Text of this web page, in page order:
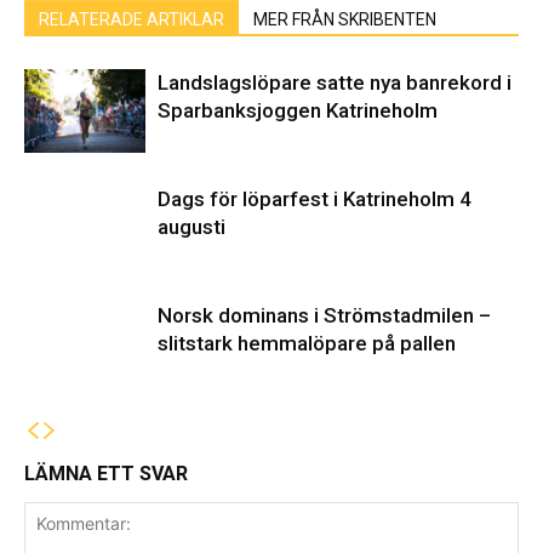
RELATERADE ARTIKLAR MER FRÅN SKRIBENTEN
Landslagslöpare satte nya banrekord i
Sparbanksjoggen Katrineholm
Dags för löparfest i Katrineholm 4
augusti
Norsk dominans i Strömstadmilen –
slitstark hemmalöpare på pallen
LÄMNA ETT SVAR